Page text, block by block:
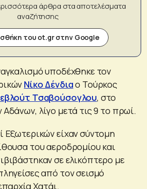
άρθρα στα αποτελέσματα
αναζήτησης
του ot.gr στην Google
υποδέχθηκε τον
Νίκο Δένδιαο Τούρκος
Τσαβούσογλου, στο
λίγο μετά τις 9 το πρωί.
Εξωτερικών είχαν σύντομη
του αεροδρομίου και
σε ελικόπτερο με
από τον σεισμό
Χατάι.